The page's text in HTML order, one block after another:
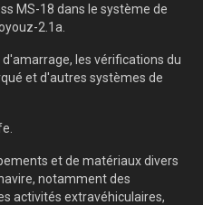
MS-18 dans le système de
2.1a.
les vérifications du
et d'autres systèmes de
et de matériaux divers
notamment des
activités extravéhiculaires,